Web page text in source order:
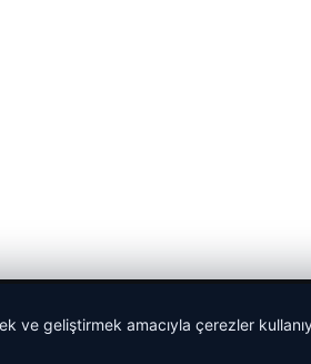
ve geliştirmek amacıyla çerezler